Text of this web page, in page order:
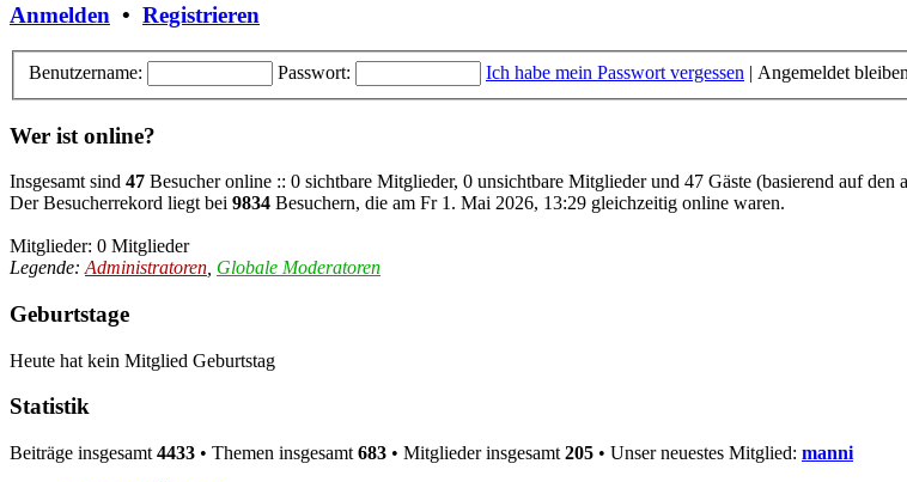
Anmelden • Registrieren
Benutzername: Passwort: Ich habe mein Passwort vergessen | Angemeldet bleiben
Wer ist online?
Insgesamt sind 47 Besucher online :: 0 sichtbare Mitglieder, 0 unsichtbare Mitglieder und 47 Gäste (basierend auf
Der Besucherrekord liegt bei 9834 Besuchern, die am Fr 1. Mai 2026, 13:29 gleichzeitig online waren.
Mitglieder: 0 Mitglieder
Legende: Administratoren Globale Moderatoren
Geburtstage
Heute hat kein Mitglied Geburtstag
Statistik
Beiträge insgesamt 4433 • Themen insgesamt 683 • Mitglieder insgesamt 205 • Unser neuestes Mitglied: manni